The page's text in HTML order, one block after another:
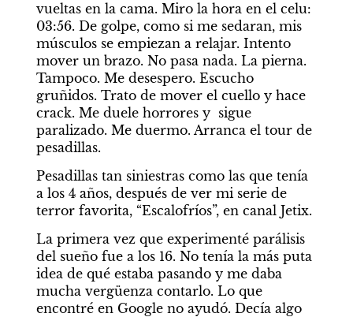
vueltas en la cama. Miro la hora en el celu:
03:56. De golpe, como si me sedaran, mis
músculos se empiezan a relajar. Intento
mover un brazo. No pasa nada. La pierna.
Tampoco. Me desespero. Escucho
gruñidos. Trato de mover el cuello y hace
crack. Me duele horrores y  sigue
paralizado. Me duermo. Arranca el tour de
pesadillas.
Pesadillas tan siniestras como las que tenía
a los 4 años, después de ver mi serie de
terror favorita, “Escalofríos”, en canal Jetix.
La primera vez que experimenté parálisis
del sueño fue a los 16. No tenía la más puta
idea de qué estaba pasando y me daba
mucha vergüenza contarlo. Lo que
encontré en Google no ayudó. Decía algo